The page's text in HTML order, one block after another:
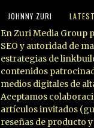
JOHNNY ZURI
En Zuri Media Group
SEO y autoridad de
estrategias de
contenidos
medios digitales de
Aceptamos
artículos invitados
reseñas de producto